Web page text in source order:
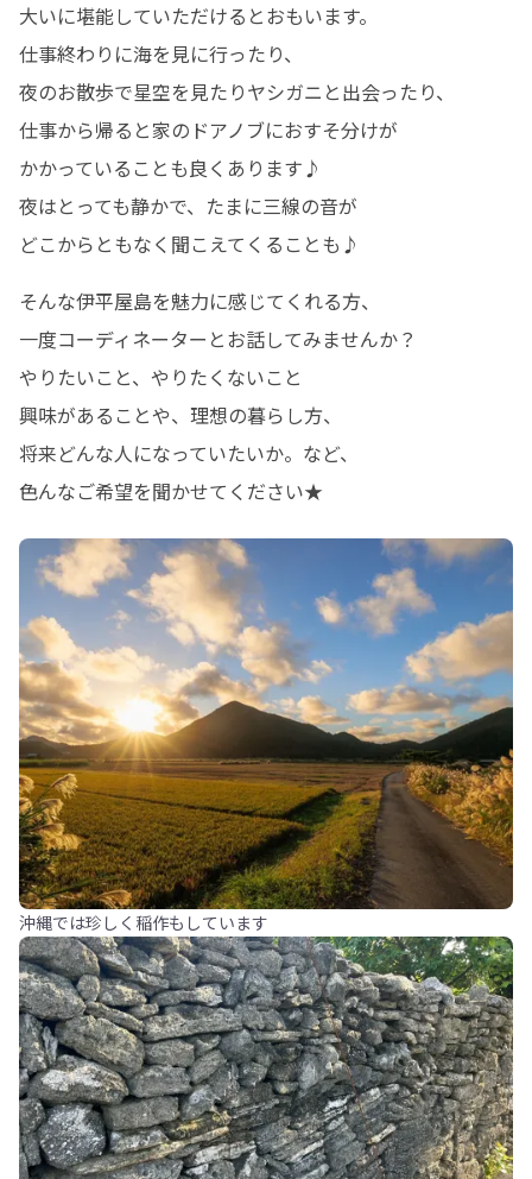
大いに堪能していただけるとおもいます。
仕事終わりに海を見に行ったり、
夜のお散歩で星空を見たりヤシガニと出会ったり、
仕事から帰ると家のドアノブにおすそ分けが
かかっていることも良くあります♪
夜はとっても静かで、たまに三線の音が
どこからともなく聞こえてくることも♪
そんな伊平屋島を魅力に感じてくれる方、
一度コーディネーターとお話してみませんか？
やりたいこと、やりたくないこと
興味があることや、理想の暮らし方、
将来どんな人になっていたいか。など、
色んなご希望を聞かせてください★
沖縄では珍しく稲作もしています